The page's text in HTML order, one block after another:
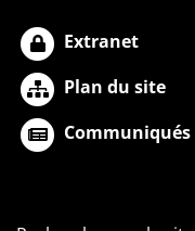
Extranet
Plan du site
Communiqués